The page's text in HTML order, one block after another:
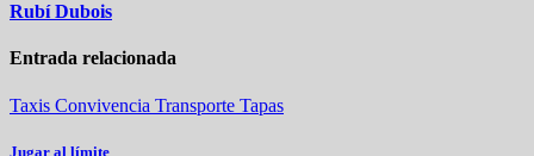
Rubí Dubois
Entrada relacionada
Taxis Convivencia Transporte Tapas
Jugar al límite